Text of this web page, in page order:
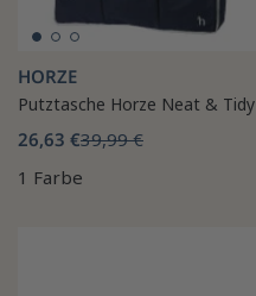
HORZE
Putztasche Horze Neat & Tidy
26,63 €39,99 €
1 Farbe